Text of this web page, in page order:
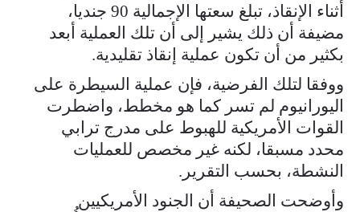
أثناء الإنقاذ، تبلغ سعتها الإجمالية 90 جنديا،
مضيفة أن ذلك يشير إلى أن تلك العملية أبعد
بكثير من أن تكون عملية إنقاذ تقليدية.
ووفقا لتلك الفرضية، فإن عملية السيطرة على
اليورانيوم لم تسر كما هو مخطط، واضطرت
القوات الأمريكية للهبوط على مدرج ترابي
محدد مسبقا، لكنه غير مخصص للعمليات
النشطة، بحسب التقرير.
وأوضحت الصحيفة أن الجنود الأمريكيين